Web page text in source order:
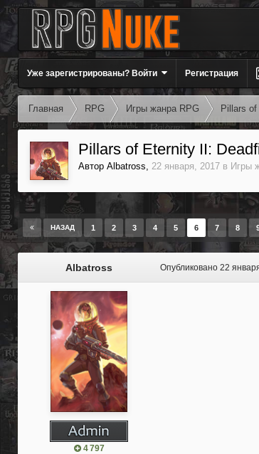
Уже зарегистрированы? Войти Регистрация
Главная RPG Игры жанра RPG Pillars
Pillars of Eternity II:
Автор Albatross, 22 января, 2017 в Игры
НАЗАД 1 2 3 4 5 6 7 8
Albatross
4 797
Опубликовано 22